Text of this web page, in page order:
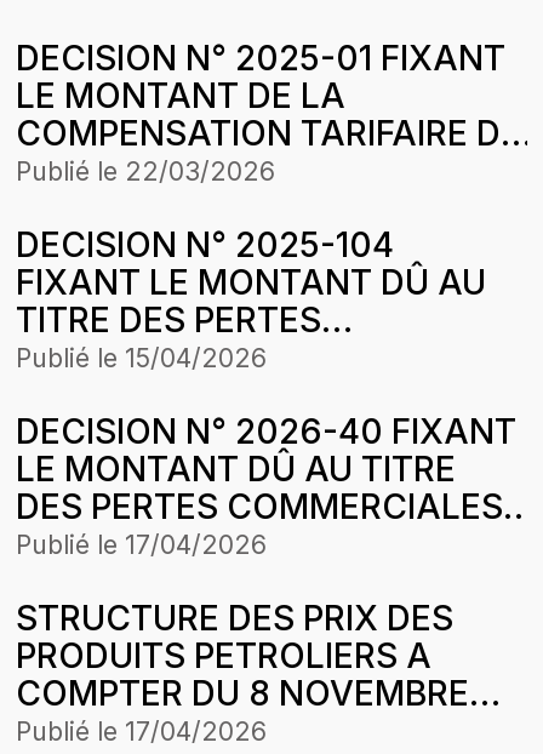
LE CADRE DE
L’HARMONISATION DES
TARIFS
DECISION N° 2025-01 FIXANT
LE MONTANT DE LA
COMPENSATION TARIFAIRE DU
MOIS DE NOVEMBRE 2024 DE
CONCESSION LOUGA-
LINGUERE-KEBEMER DANS LE
CADRE DE L’HARMONISATION
DES TARIFS
Publié le 22/03/2026
DECISION N° 2025-104
FIXANT LE MONTANT DÛ AU
TITRE DES PERTES
COMMERCIALES SUBIES PAR
ЕХСELLENCE SUR LA PERIODE
D’APPLICATION DE LA
STRUCTURE DES PRIX DU 24
MAI 2025
Publié le 15/04/2026
DECISION N° 2026-40 FIXANT
LE MONTANT DÛ AU TITRE
DES PERTES COMMERCIALES
SUBIES PAR LA SOCIETE
SERVICES (PETROSEN T&S)
SUITE AUX CESSIONS DE GAZ
BUTANE SUR LA PERIODE
D’APPLICATION DE LA
Publié le 17/04/2026
STRUCTURE DES PRIX DES
PRODUITS PETROLIERS A
COMPTER DU 8 NOVEMBRE
2025
Publié le 17/04/2026